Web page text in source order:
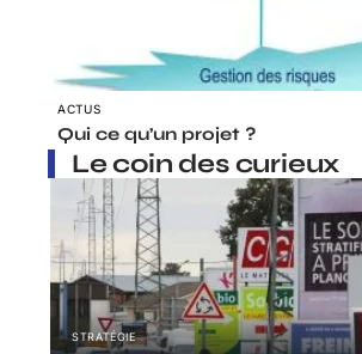
ACTUS
Qui ce qu’un projet ?
Le coin des curieux
STRATÉGIE